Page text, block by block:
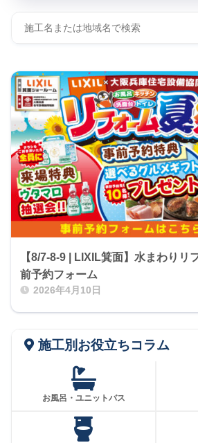
【8/7-8-9 | LIXIL箕面】水まわりリ
前予約フォーム
2026年4月10日
施工別お役立ちコラム
お風呂・ユニットバス